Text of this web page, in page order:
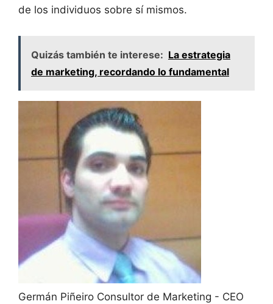
de los individuos sobre sí mismos.
Quizás también te interese: La estrategia
de marketing, recordando lo fundamental
Germán Piñeiro Consultor de Marketing - CEO